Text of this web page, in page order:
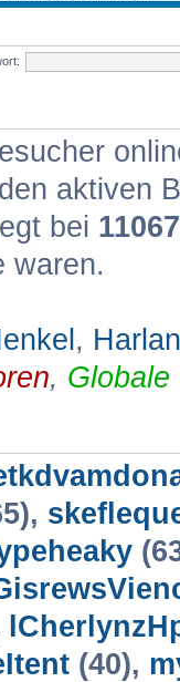
aktiven
bei 11067
waren.
,
, Globale
(40),